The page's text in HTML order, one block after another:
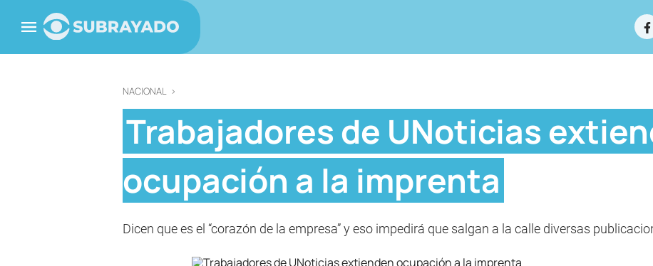
NACIONAL >
Trabajadores de UNoticias
ocupación a la imprenta
Dicen que es el “corazón de la empresa” y eso impedirá que salgan a la calle diversas